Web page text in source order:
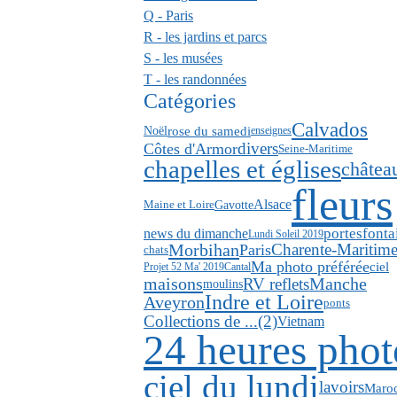
Q - Paris
R - les jardins et parcs
S - les musées
T - les randonnées
Catégories
Noëlrose du samedienseignesCalvados
Côtes d'ArmordiversSeine-Maritime
chapelles et églises
Maine et LoireGavotteAlsacefleurs
news du dimancheLundi Soleil 2019portes
chatsMorbihanParisCharente-Maritime
Projet 52 Ma' 2019CantalMa photo préféréeciel
maisonsmoulinsRV refletsManche
AveyronIndre et Loireponts
Collections de ...(2)Vietnam
24 heures
ciel du lundilavoirs